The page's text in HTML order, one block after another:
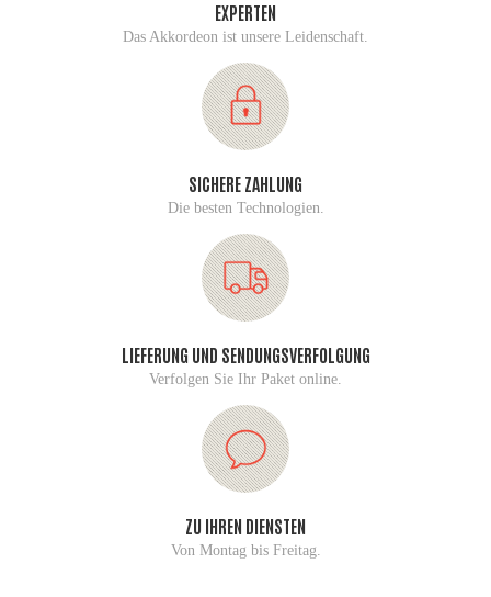
EXPERTEN
Das Akkordeon ist unsere Leidenschaft.
SICHERE ZAHLUNG
Die besten Technologien.
LIEFERUNG UND SENDUNGSVERFOLGUNG
Verfolgen Sie Ihr Paket online.
ZU IHREN DIENSTEN
Von Montag bis Freitag.